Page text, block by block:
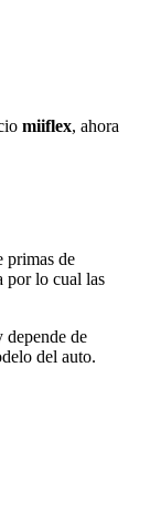
miiflex, ahora
primas de
por lo cual las
depende de
del auto.